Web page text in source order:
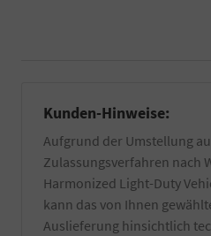
Kunden-Hinweise:
Aufgrund der Umstellung
Zulassungsverfahren nach
Harmonized Light-Duty
kann das von Ihnen
Auslieferung hinsichtlich